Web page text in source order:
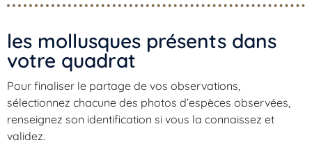
les mollusques présents dans
votre quadrat​
Pour finaliser le partage de vos observations,
sélectionnez chacune des photos d’espèces observées,
renseignez son identification si vous la connaissez et
validez.